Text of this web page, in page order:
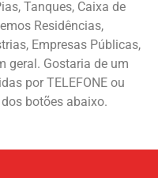
Tanques, Caixa de
Residências,
Empresas Públicas,
geral. Gostaria de um
por TELEFONE ou
dos botões abaixo.